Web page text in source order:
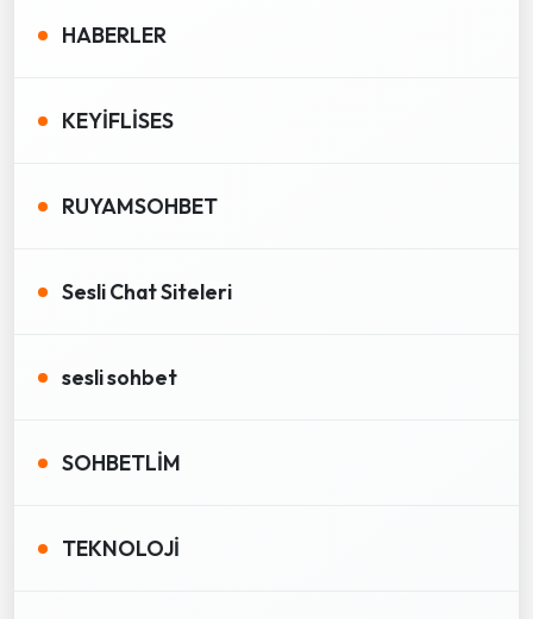
HABERLER
KEYİFLİSES
RUYAMSOHBET
Sesli Chat Siteleri
sesli sohbet
SOHBETLİM
TEKNOLOJİ